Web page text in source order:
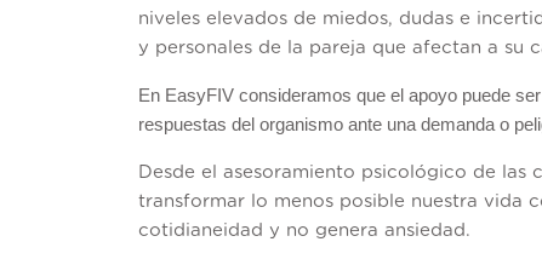
niveles elevados de miedos, dudas e
y personales de la pareja que afectan a su
En EasyFIV consideramos que el apoyo puede
respuestas del organismo ante una demanda o
Desde el asesoramiento psicológico de las
transformar lo menos posible nuestra vida
cotidianeidad y no genera ansiedad.